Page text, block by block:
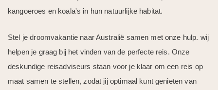
kangoeroes en koala's in hun natuurlijke habitat.
Stel je droomvakantie naar Australië samen met onze hulp. wij
helpen je graag bij het vinden van de perfecte reis. Onze
deskundige reisadviseurs staan voor je klaar om een reis op
maat samen te stellen, zodat jij optimaal kunt genieten van